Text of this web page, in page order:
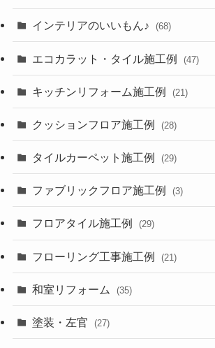
インテリアのいいもん♪ (68)
エコカラット・タイル施工例 (47)
キッチンリフォーム施工例 (21)
クッションフロア施工例 (28)
タイルカーペット施工例 (29)
ファブリックフロア施工例 (3)
フロアタイル施工例 (29)
フローリング工事施工例 (21)
和室リフォーム (35)
塗装・左官 (27)